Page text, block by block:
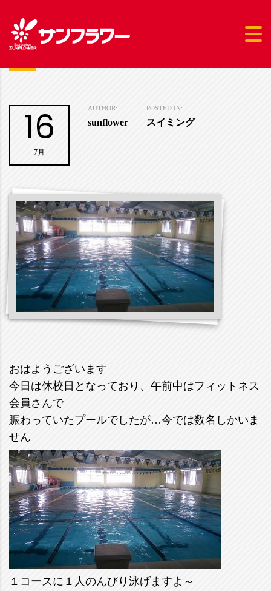
16
7月
AUTHOR:
sunflower
POSTED IN:
スイミング
おはようございます
今日は休校日となっており、午前中はフィットネス
会員さんで
賑わっていたプールでしたが…今では数名しかいま
せん
１コースに１人のんびり泳げますよ～